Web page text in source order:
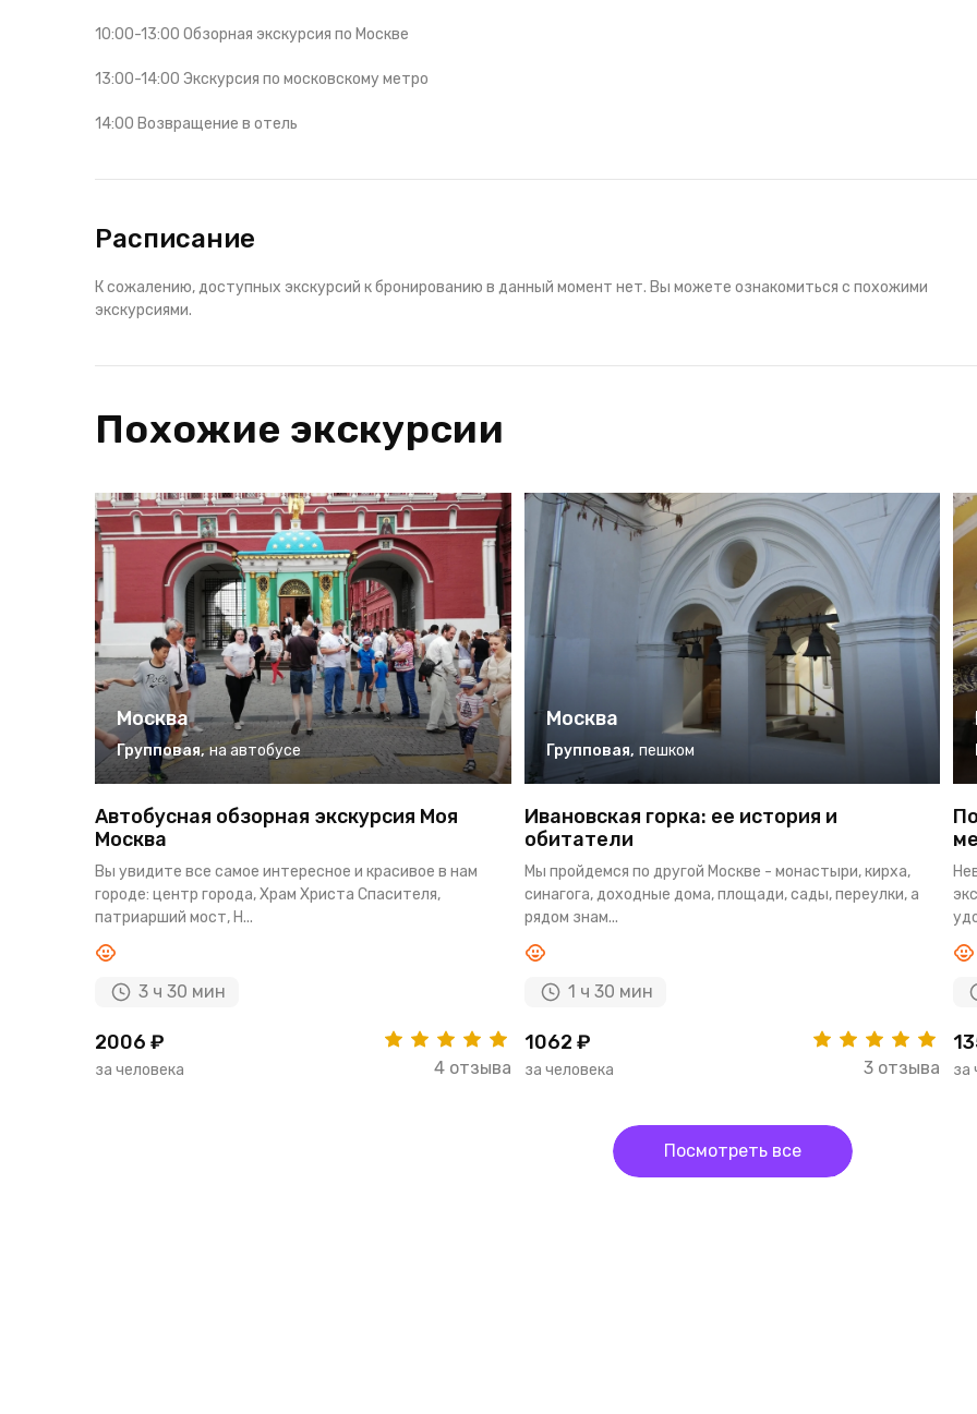
10:00-13:00 Обзорная экскурсия по Москве
13:00-14:00 Экскурсия по московскому метро
14:00 Возвращение в отель
Расписание
К сожалению, доступных экскурсий к бронированию в данный момент нет. Вы можете ознакомиться с похожими
экскурсиями.
Похожие экскурсии
Москва
Групповая, на автобусе
Автобусная обзорная экскурсия Моя
Москва
Вы увидите все самое интересное и красивое в нам
городе: центр города, Храм Христа Спасителя,
патриарший мост, Н...
3 ч 30 мин
2006 ₽
за человека 4 отзыва
Москва
Групповая, пешком
Ивановская горка: ее история и
обитатели
Мы пройдемся по другой Москве - монастыри, кирха,
синагога, доходные дома, площади, сады, переулки, а
рядом знам...
1 ч 30 мин
1062 ₽
за человека 3 отзыва за
Посмотреть все